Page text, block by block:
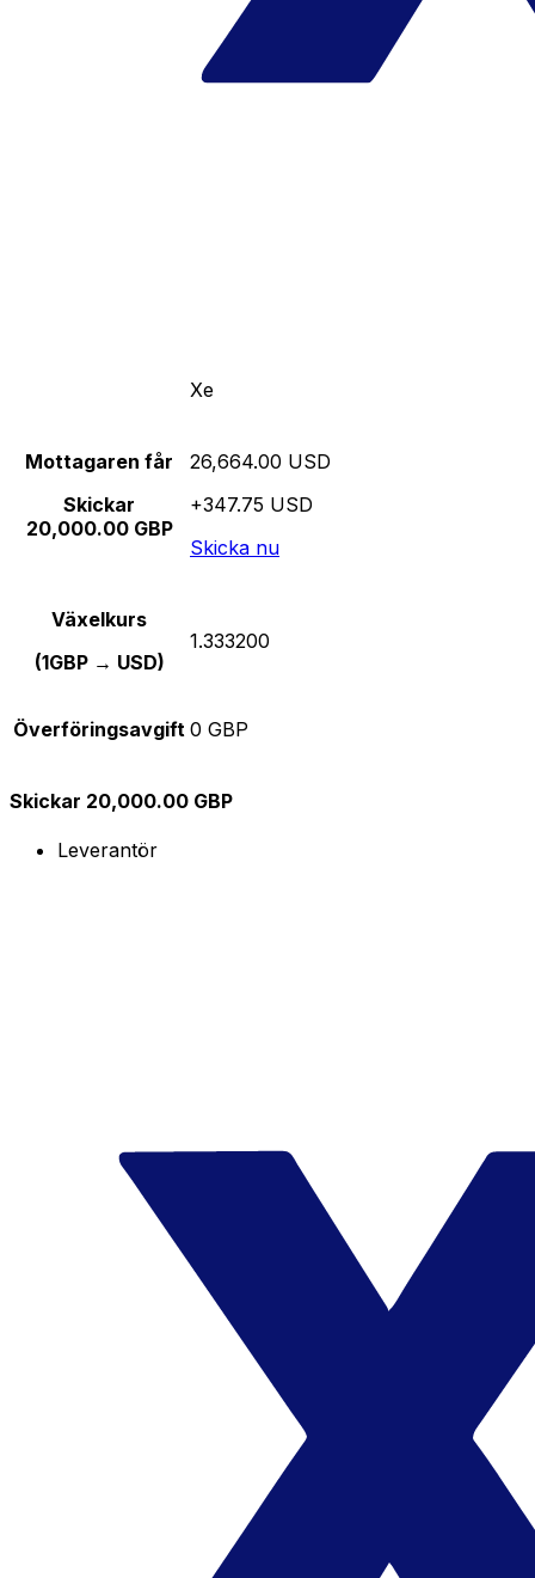
Xe
Mottagaren får
Skickar
20,000.00 GBP
26,664.00 USD
+347.75 USD
Skicka nu
Växelkurs
(1GBP → USD)
1.333200
Överföringsavgift 0 GBP
Skickar 20,000.00 GBP
Leverantör